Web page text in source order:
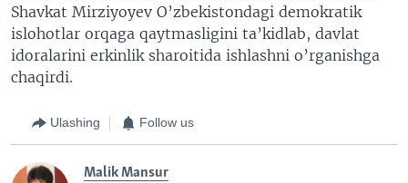
Shavkat Mirziyoyev O’zbekistondagi demokratik
islohotlar orqaga qaytmasligini ta’kidlab, davlat
idoralarini erkinlik sharoitida ishlashni o’rganishga
chaqirdi.
Ulashing Follow us
Malik Mansur